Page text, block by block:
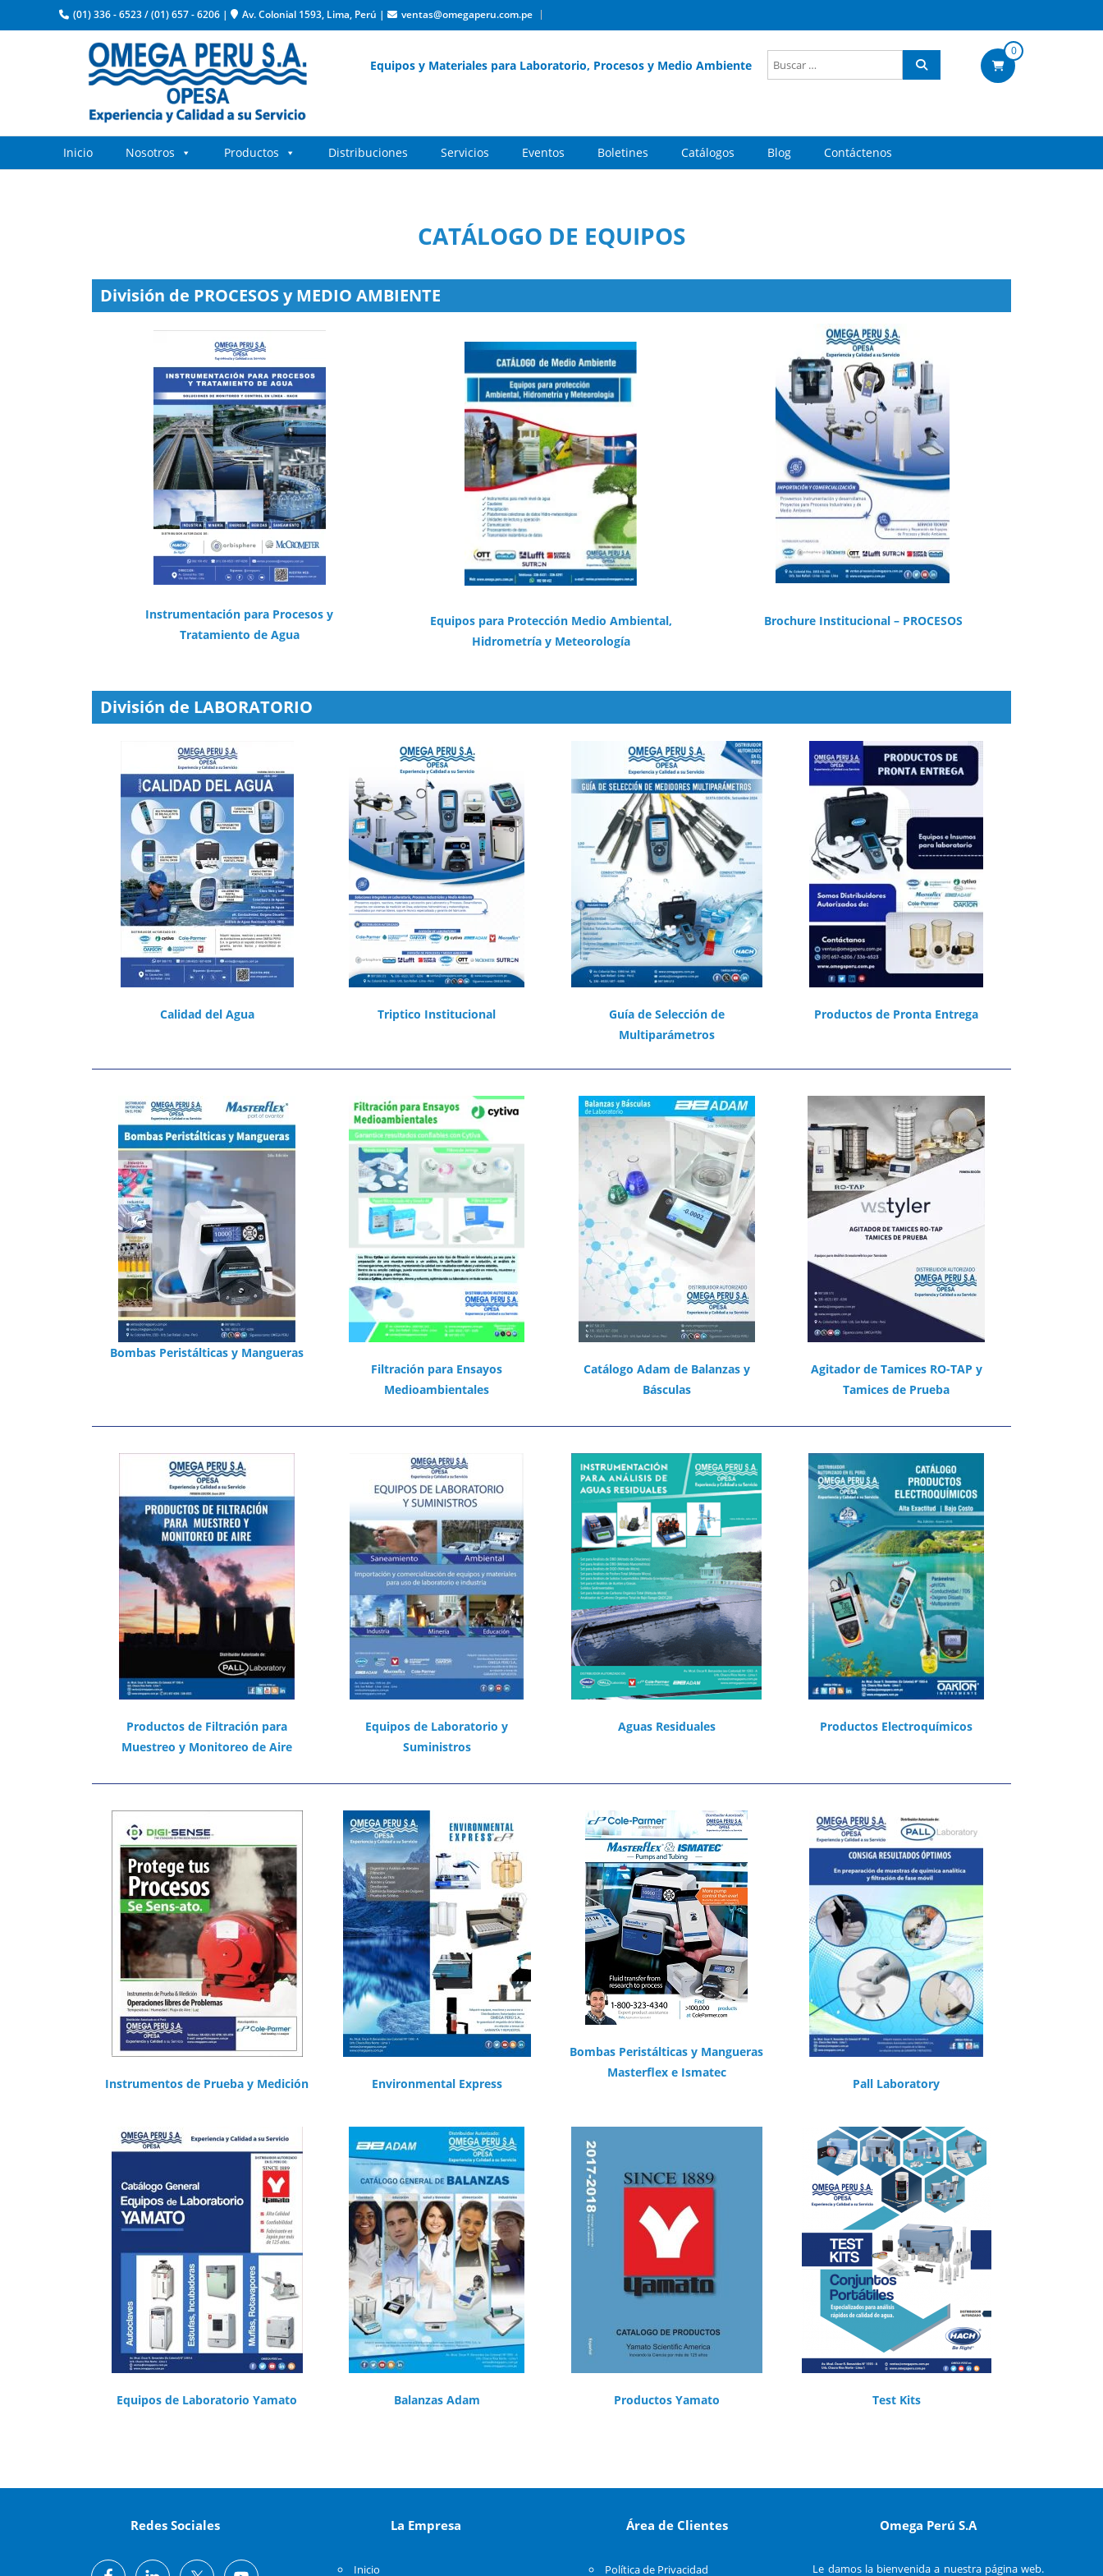
(01) 336 - 6523/(01) 657 - 6206 | Av. Colonial 1593, Lima, Perú | ventas@omegaperu.com.pe
Equipos y Materiales para Laboratorio, Procesos y Medio Ambiente
0
Inicio Nosotros Productos Distribuciones Servicios Eventos Boletines Catálogos Blog Contáctenos
CATÁLOGO DE EQUIPOS
División de PROCESOS y MEDIO AMBIENTE
Instrumentación para Procesos y
Tratamiento de Agua
Equipos para Protección Medio Ambiental,
Hidrometría y Meteorología
Brochure Institucional – PROCESOS
División de LABORATORIO
Calidad del Agua Triptico Institucional
Guía de Selección de
Multiparámetros
Productos de Pronta Entrega
Bombas Peristálticas y Mangueras
Filtración para Ensayos
Medioambientales
Catálogo Adam de Balanzas y
Básculas
Agitador de Tamices RO-TAP y
Tamices de Prueba
Productos de Filtración para
Muestreo y Monitoreo de Aire
Equipos de Laboratorio y
Suministros
Aguas Residuales Productos Electroquímicos
Instrumentos de Prueba y Medición Environmental Express
Bombas Peristálticas y Mangueras
Masterflex e Ismatec
Pall Laboratory
Equipos de Laboratorio Yamato Balanzas Adam ProductosYamato Test Kits
Redes Sociales La Empresa
Inicio
Área de Clientes
Política de Privacidad
Omega Perú S.A
Le damos la bienvenida a nuestra página web.